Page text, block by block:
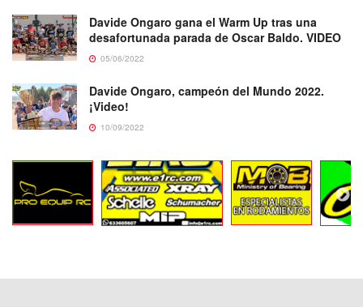
Davide Ongaro gana el Warm Up tras una
desafortunada parada de Oscar Baldo. VIDEO
05/06/2022
Davide Ongaro, campeón del Mundo 2022.
¡Video!
10/09/2022